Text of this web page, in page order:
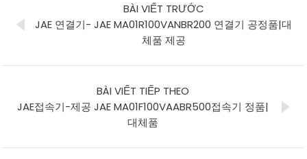
BÀI VIẾT TRƯỚC
JAE 연결기- JAE MA01R100VANBR200 연결기 공정품|대
체품 제공
BÀI VIẾT TIẾP THEO
JAE접속기-제공 JAE MA01F100VAABR500접속기 정품|
대체품